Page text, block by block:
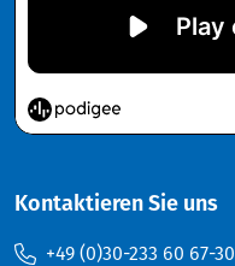
Kontaktieren Sie uns
+49 (0)30-233 60 67-30